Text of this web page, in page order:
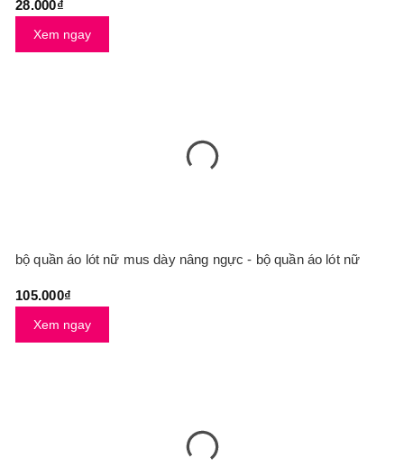
28.000₫
Xem ngay
bộ quần áo lót nữ mus dày nâng ngực - bộ quần áo lót nữ
105.000₫
Xem ngay